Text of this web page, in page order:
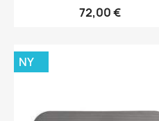
72,00 €
NY